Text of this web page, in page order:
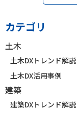
カテゴリ
土木
土木DXトレンド解説
土木DX活用事例
建築
建築DXトレンド解説